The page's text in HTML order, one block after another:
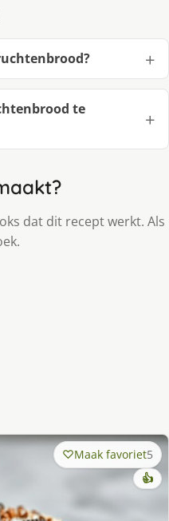
te
dat dit recept werkt. Als
Maak favoriet5
👍